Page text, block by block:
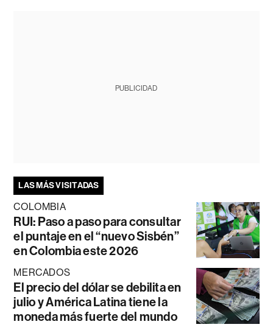
PUBLICIDAD
LAS MÁS VISITADAS
COLOMBIA
RUI: Paso a paso para consultar
el puntaje en el “nuevo Sisbén”
en Colombia este 2026
MERCADOS
El precio del dólar se debilita en
julio y América Latina tiene la
moneda más fuerte del mundo